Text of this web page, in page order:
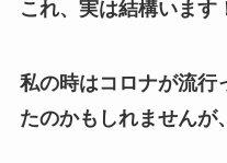
これ、実は結構います
私の時はコロナが流行
たのかもしれませんが